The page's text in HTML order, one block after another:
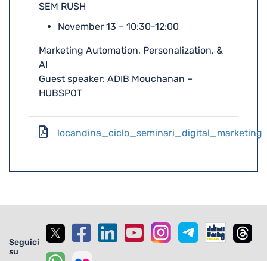
SEM RUSH
November 13 – 10:30-12:00
Marketing Automation, Personalization, &
AI
Guest speaker: ADIB Mouchanan –
HUBSPOT
locandina_ciclo_seminari_digital_marketing
Seguici
su